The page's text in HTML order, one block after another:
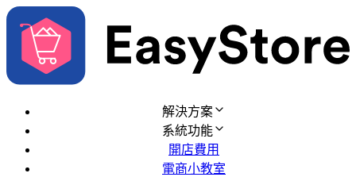
解決方案
系統功能
開店費用
電商小教室